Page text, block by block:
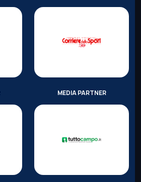
MEDIA PARTNER